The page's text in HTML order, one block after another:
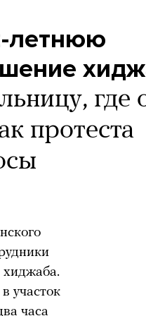
летнюю
где
протеста
хиджаба.
участок
часа